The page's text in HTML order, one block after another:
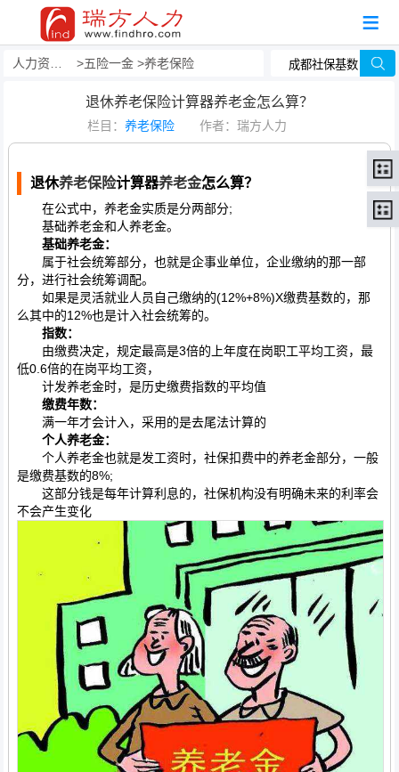
五险一金 养老保险
退休养老保险计算器养老金怎么算？
栏目： 养老保险 作者：瑞方人力
退休养老保险计算器养老金怎么算？
在公式中，养老金实质是分两部分;
基础养老金和人养老金。
基础养老金：
属于社会统筹部分，也就是企事业单位，企业缴纳的那一部
分，进行社会统筹调配。
如果是灵活就业人员自己缴纳的(12%+8%)X缴费基数的，那
么其中的12%也是计入社会统筹的。
指数：
由缴费决定，规定最高是3倍的上年度在岗职工平均工资，最
低0.6倍的在岗平均工资，
计发养老金时，是历史缴费指数的平均值
缴费年数：
满一年才会计入，采用的是去尾法计算的
个人养老金：
个人养老金也就是发工资时，社保扣费中的养老金部分，一般
是缴费基数的8%;
这部分钱是每年计算利息的，社保机构没有明确未来的利率会
不会产生变化